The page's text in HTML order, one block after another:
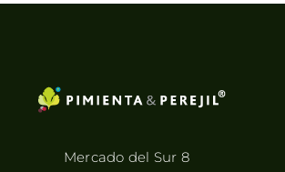
Mercado del Sur 8